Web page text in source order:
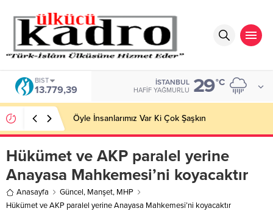
BIST
13.779,39
İSTANBUL
HAFIF YAĞMURLU 29°C
Öyle İnsanlarımız Var Ki Çok Şaşkın
Hükümet ve AKP paralel yerine
Anayasa Mahkemesi’ni koyacaktır
Anasayfa Güncel, Manşet, MHP
Hükümet ve AKP paralel yerine Anayasa Mahkemesi’ni koyacaktır